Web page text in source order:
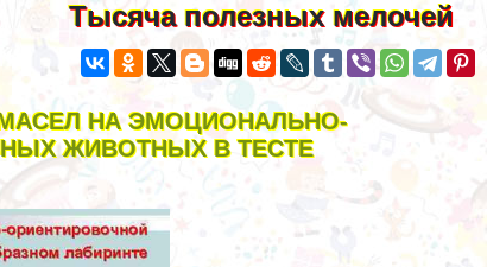
Тысяча полезных мелочей
НА ЭМОЦИОНАЛЬНО-
ЖИВОТНЫХ В ТЕСТЕ